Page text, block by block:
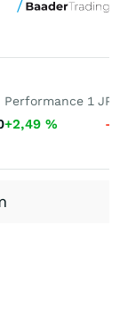
Performance 1 J
+2,49 % -